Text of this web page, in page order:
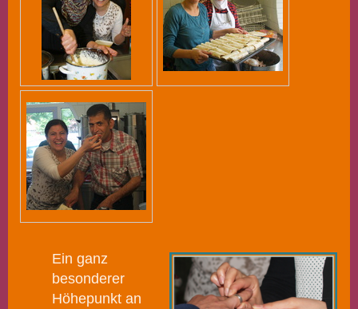
Ein ganz
besonderer
Höhepunkt an